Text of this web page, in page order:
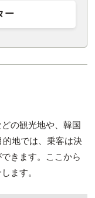
ー
どの観光地や、韓国
地では、乗客は決
きます。ここから
ます。